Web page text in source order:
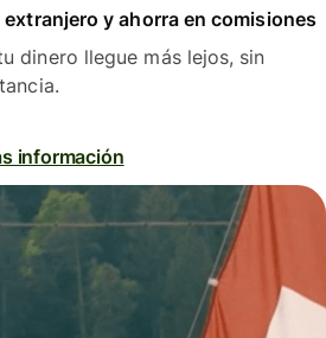
extranjero y ahorra en comisiones
dinero llegue más lejos, sin
información